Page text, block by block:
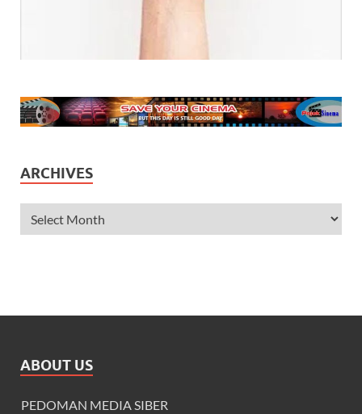
ARCHIVES
ABOUT US
PEDOMAN MEDIA SIBER